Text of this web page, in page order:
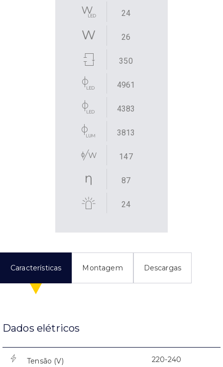
24
26
350
4961
4383
3813
147
87
24
Características Montagem Descargas
Dados elétricos
Tensão (V) 220-240